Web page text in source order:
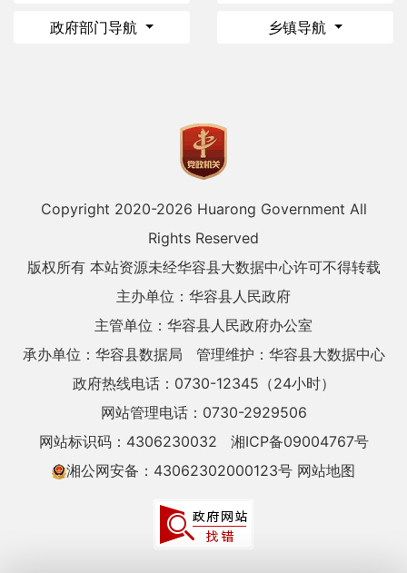
政府部门导航 乡镇导航
Copyright 2020-2026 Huarong Government All
Rights Reserved
版权所有 本站资源未经华容县大数据中心许可不得转载
主办单位：华容县人民政府
主管单位：华容县人民政府办公室
承办单位：华容县数据局
管理维护：华容县大数据中心
政府热线电话：0730-12345（24小时）
网站管理电话：0730-2929506
网站标识码：4306230032
湘ICP备09004767号
湘公网安备：43062302000123号 网站地图